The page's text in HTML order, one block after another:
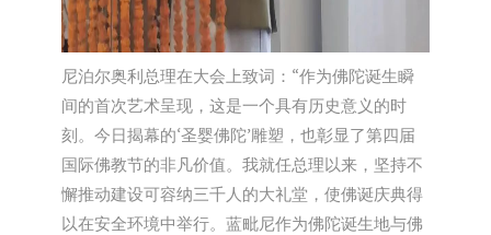
尼泊尔奥利总理在大会上致词：“作为佛陀诞生瞬
间的首次艺术呈现，这是一个具有历史意义的时
刻。今日揭幕的‘圣婴佛陀’雕塑，也彰显了第四届
国际佛教节的非凡价值。我就任总理以来，坚持不
懈推动建设可容纳三千人的大礼堂，使佛诞庆典得
以在安全环境中举行。蓝毗尼作为佛陀诞生地与佛